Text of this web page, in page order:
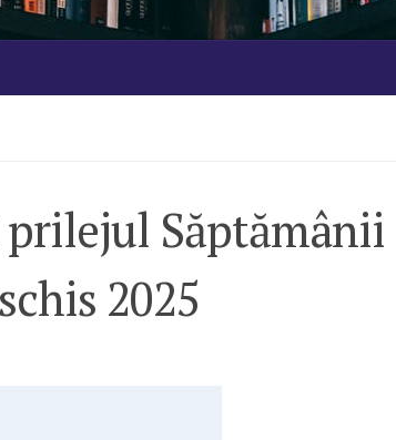
Săptămânii
2025